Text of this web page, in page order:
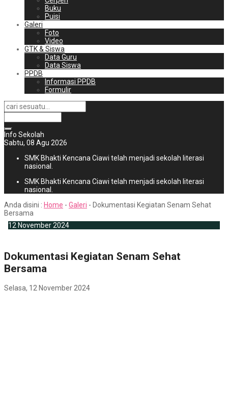
Buku
Puisi
Galeri
Foto
Video
GTK & Siswa
Data Guru
Data Siswa
PPDB
Informasi PPDB
Formulir
Info Sekolah
Sabtu, 08 Agu 2026
SMK Bhakti Kencana Ciawi telah menjadi sekolah literasi
nasional.
SMK Bhakti Kencana Ciawi telah menjadi sekolah literasi
nasional.
Anda disini : Home - Galeri - Dokumentasi Kegiatan Senam Sehat
Bersama
12 November2024
Dokumentasi Kegiatan Senam Sehat
Bersama
Selasa, 12 November 2024